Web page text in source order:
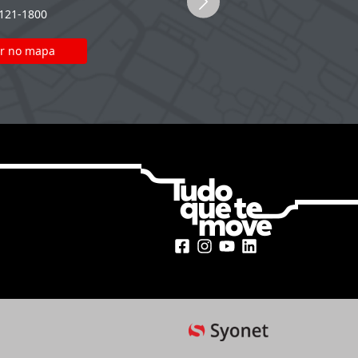
1800
no mapa
(51) 2121-1800